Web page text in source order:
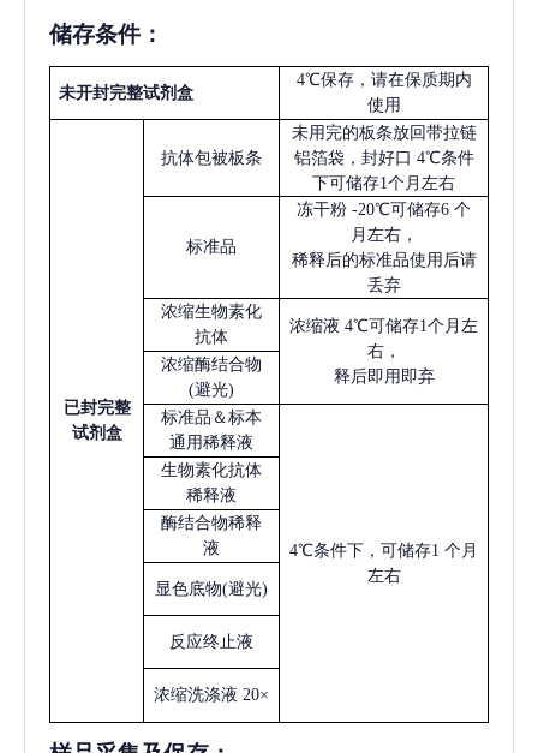
储存条件：
未开封完整试剂盒
4℃保存，请在保质期内
使用
已封完整
试剂盒
抗体包被板条
未用完的板条放回带拉链
铝箔袋，封好口 4℃条件
下可储存1个月左右
标准品
冻干粉 -20℃可储存6 个
月左右，
稀释后的标准品使用后请
丢弃
浓缩生物素化
抗体
浓缩液 4℃可储存1个月左
右，
释后即用即弃
浓缩酶结合物
(避光)
标准品＆标本
通用稀释液
4℃条件下，可储存1 个月
左右
生物素化抗体
稀释液
酶结合物稀释
液
显色底物(避光)
反应终止液
浓缩洗涤液 20×